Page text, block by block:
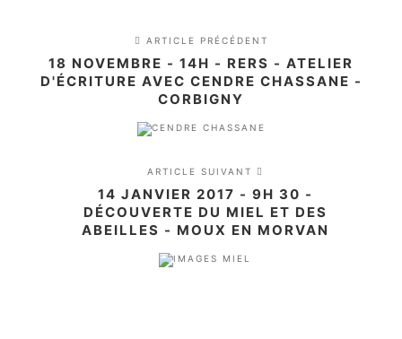
ARTICLE PRÉCÉDENT
18 NOVEMBRE - 14H - RERS - ATELIER
D'ÉCRITURE AVEC CENDRE CHASSANE -
CORBIGNY
ARTICLE SUIVANT
14 JANVIER 2017 - 9H 30 -
DÉCOUVERTE DU MIEL ET DES
ABEILLES - MOUX EN MORVAN